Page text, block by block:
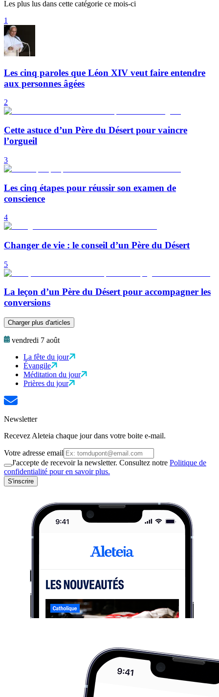
Les plus lus dans cette catégorie ce mois-ci
1
Les cinq paroles que Léon XIV veut faire entendre
aux personnes âgées
2
Cette astuce d’un Père du Désert pour vaincre
l’orgueil
3
Les cinq étapes pour réussir son examen de
conscience
4
Changer de vie : le conseil d’un Père du Désert
5
La leçon d’un Père du Désert pour accompagner les
conversions
Charger plus d'articles
vendredi 7 août
La fête du jour
Évangile
Méditation du jour
Prières du jour
Newsletter
Recevez Aleteia chaque jour dans votre boite e-mail.
Votre adresse email
J'accepte de recevoir la newsletter. Consultez notre Politique de
confidentialité pour en savoir plus.
S'inscrire